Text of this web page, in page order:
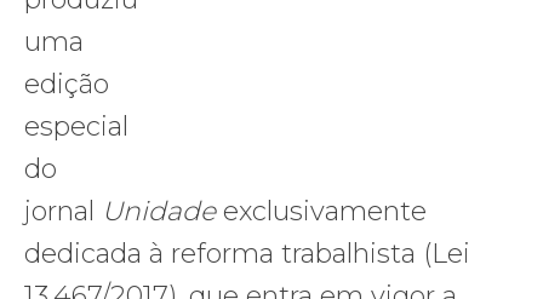
uma
edição
especial
do
jornal
Unidadeexclusivamente
dedicada à reforma trabalhista (Lei